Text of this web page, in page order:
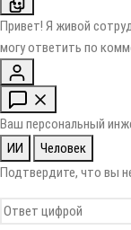
Привет! Я живой
могу ответить по
Ваш персональный
ИИ
Человек
Подтвердите, что вы